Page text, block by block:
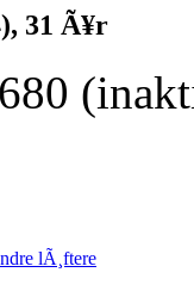
31 Ã¥r
lÃ¸ftere